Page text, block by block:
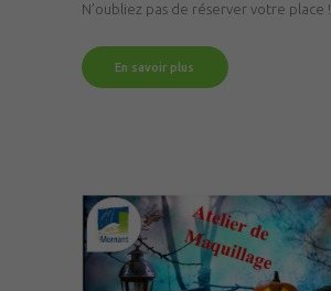
N’oubliez pas de réserver votre place !
En savoir plus